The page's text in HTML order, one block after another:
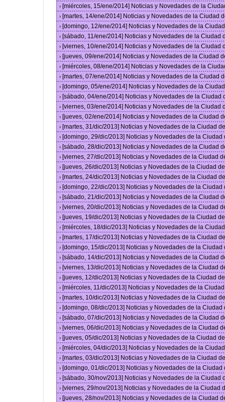
› [miércoles, 15/ene/2014] Noticias y Novedades de la
› [martes, 14/ene/2014] Noticias y Novedades de la Ciudad
› [domingo, 12/ene/2014] Noticias y Novedades de la
› [sábado, 11/ene/2014] Noticias y Novedades de la Ciudad
› [viernes, 10/ene/2014] Noticias y Novedades de la Ciudad
› [jueves, 09/ene/2014] Noticias y Novedades de la Ciudad
› [miércoles, 08/ene/2014] Noticias y Novedades de la
› [martes, 07/ene/2014] Noticias y Novedades de la Ciudad
› [domingo, 05/ene/2014] Noticias y Novedades de la
› [sábado, 04/ene/2014] Noticias y Novedades de la Ciudad
› [viernes, 03/ene/2014] Noticias y Novedades de la Ciudad
› [jueves, 02/ene/2014] Noticias y Novedades de la Ciudad
› [martes, 31/dic/2013] Noticias y Novedades de la Ciudad
› [domingo, 29/dic/2013] Noticias y Novedades de la
› [sábado, 28/dic/2013] Noticias y Novedades de la Ciudad
› [viernes, 27/dic/2013] Noticias y Novedades de la Ciudad
› [jueves, 26/dic/2013] Noticias y Novedades de la Ciudad
› [martes, 24/dic/2013] Noticias y Novedades de la Ciudad
› [domingo, 22/dic/2013] Noticias y Novedades de la
› [sábado, 21/dic/2013] Noticias y Novedades de la Ciudad
› [viernes, 20/dic/2013] Noticias y Novedades de la Ciudad
› [jueves, 19/dic/2013] Noticias y Novedades de la Ciudad
› [miércoles, 18/dic/2013] Noticias y Novedades de la
› [martes, 17/dic/2013] Noticias y Novedades de la Ciudad
› [domingo, 15/dic/2013] Noticias y Novedades de la
› [sábado, 14/dic/2013] Noticias y Novedades de la Ciudad
› [viernes, 13/dic/2013] Noticias y Novedades de la Ciudad
› [jueves, 12/dic/2013] Noticias y Novedades de la Ciudad
› [miércoles, 11/dic/2013] Noticias y Novedades de la
› [martes, 10/dic/2013] Noticias y Novedades de la Ciudad
› [domingo, 08/dic/2013] Noticias y Novedades de la
› [sábado, 07/dic/2013] Noticias y Novedades de la Ciudad
› [viernes, 06/dic/2013] Noticias y Novedades de la Ciudad
› [jueves, 05/dic/2013] Noticias y Novedades de la Ciudad
› [miércoles, 04/dic/2013] Noticias y Novedades de la
› [martes, 03/dic/2013] Noticias y Novedades de la Ciudad
› [domingo, 01/dic/2013] Noticias y Novedades de la
› [sábado, 30/nov/2013] Noticias y Novedades de la Ciudad
› [viernes, 29/nov/2013] Noticias y Novedades de la Ciudad
› [jueves, 28/nov/2013] Noticias y Novedades de la Ciudad